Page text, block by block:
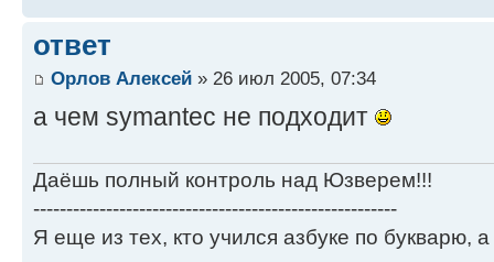
ответ
Орлов Алексей » 26 июл 2005, 07:34
а чем symantec не подходит
Даёшь полный контроль над Юзверем!!!
-------------------------------------------------------
Я еще из тех, кто учился азбуке по букварю,